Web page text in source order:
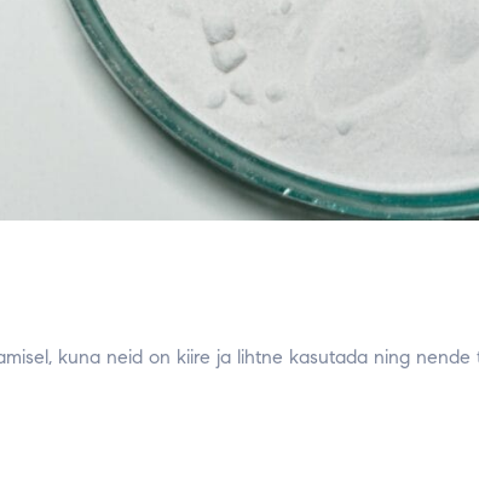
kuna neid on kiire ja lihtne kasutada ning